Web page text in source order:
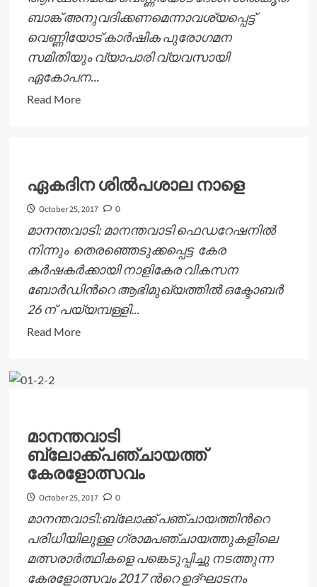
ബാങ്ക് അനുവദിക്കണമെന്നാവശ്യപ്പെട്ട്
വെണ്ണിയോട് കാര്‍ഷിക പുരോഗമന
സമിതിയും വ്യാപാരി വ്യവസായി
ഏകോപന...
Read MoreRead
ബാങ്ക്
ആവശ്യം
ശക്തമാവുന്നു
ഏകദിന ശില്‍പശാല നാളെ
October 25, 2017 0
മാനന്തവാടി: മാനന്തവാടി ഫെഡറേഷനില്‍
നിന്നും തെരഞ്ഞെടുക്കപ്പെട്ട കേര
കര്‍ഷകര്‍ക്കായി നാളികേര വികസന
ബോര്‍ഡിന്‍റെ ആഭിമുഖ്യത്തില്‍ ഒക്ടോബര്‍
26 ന് പയ്യമ്പള്ളി...
Read MoreRead
മാനന്തവാടി
ബ്ലോക്ക്പഞ്ചായത്ത്
കേരളോത്സവം
October 25, 2017 0
മാനന്തവാടി:ബ്ലോക്ക് പഞ്ചായത്തിന്‍റെ
പരിധിയിലുള്ള ഗ്രാമപഞ്ചായത്തുകളിലെ
മത്സരാര്‍ത്ഥികളെ പങ്കെടുപ്പിച്ചു നടത്തുന്ന
കേരളോത്സവം 2017 ന്‍റെ ഉദ്ഘാടനം